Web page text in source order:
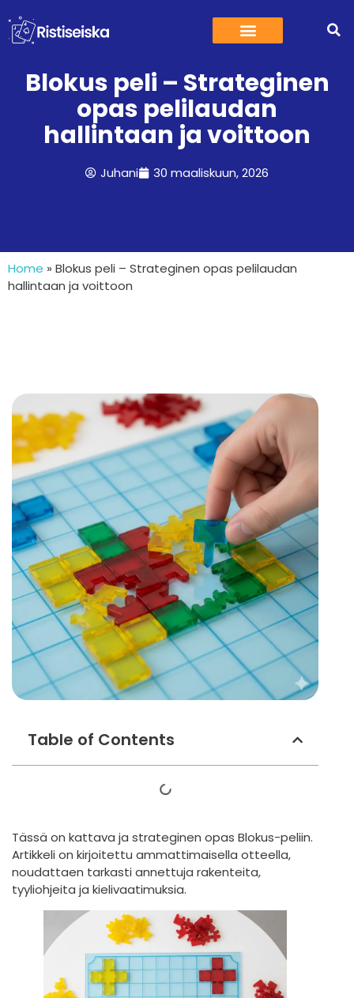
Blokus peli – Strateginen
opas pelilaudan
hallintaan ja voittoon
Juhani 30 maaliskuun, 2026
Home » Blokus peli – Strateginen opas pelilaudan
hallintaan ja voittoon
Table of Contents
Tässä on kattava ja strateginen opas Blokus-peliin.
Artikkeli on kirjoitettu ammattimaisella otteella,
noudattaen tarkasti annettuja rakenteita,
tyyliohjeita ja kielivaatimuksia.